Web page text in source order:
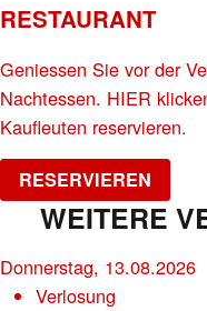
RESTAURANT
Geniessen Sie vor der
Nachtessen. HIER
Kaufleuten reservieren.
RESERVIEREN
WEITERE
Donnerstag, 13.08.2026
Verlosung